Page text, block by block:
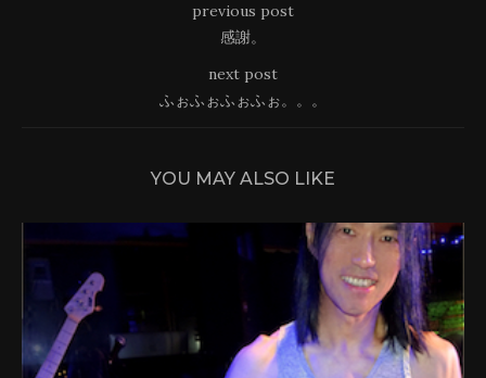
previous post
感謝。
next post
ふぉふぉふぉふぉ。。。
YOU MAY ALSO LIKE